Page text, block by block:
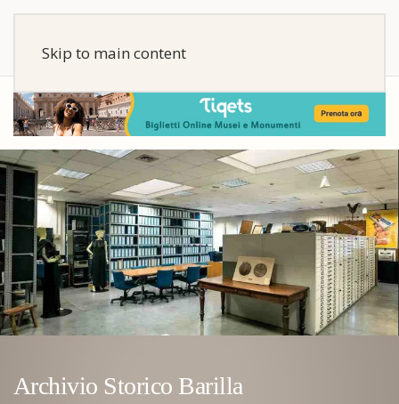
Skip to main content
Archivio Storico Barilla